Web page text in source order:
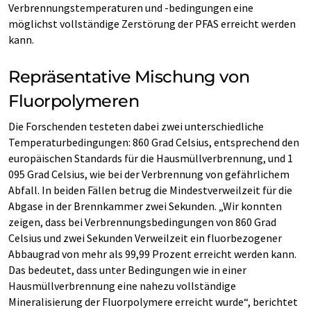
Verbrennungstemperaturen und -bedingungen eine
möglichst vollständige Zerstörung der PFAS erreicht werden
kann.
Repräsentative Mischung von
Fluorpolymeren
Die Forschenden testeten dabei zwei unterschiedliche
Temperaturbedingungen: 860 Grad Celsius, entsprechend den
europäischen Standards für die Hausmüllverbrennung, und 1
095 Grad Celsius, wie bei der Verbrennung von gefährlichem
Abfall. In beiden Fällen betrug die Mindestverweilzeit für die
Abgase in der Brennkammer zwei Sekunden. „Wir konnten
zeigen, dass bei Verbrennungsbedingungen von 860 Grad
Celsius und zwei Sekunden Verweilzeit ein fluorbezogener
Abbaugrad von mehr als 99,99 Prozent erreicht werden kann.
Das bedeutet, dass unter Bedingungen wie in einer
Hausmüllverbrennung eine nahezu vollständige
Mineralisierung der Fluorpolymere erreicht wurde“, berichtet